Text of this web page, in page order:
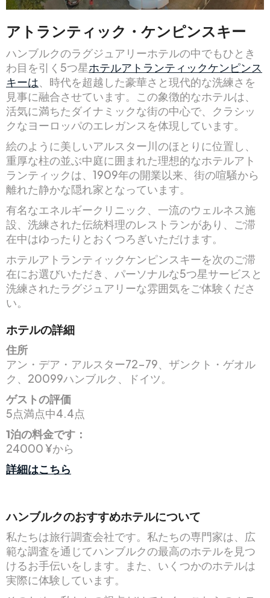
アトランティック・ケンピンスキー
ハンブルクのラグジュアリーホテルの中でもひとき
わ目を引く5つ星ホテルアトランティックケンピンス
キーは、時代を超越した豪華さと現代的な洗練さを
見事に融合させています。この象徴的なホテルは、
活気に満ちたダイナミックな街の中心で、クラシッ
クなヨーロッパのエレガンスを体現しています。
絵のように美しいアルスター川のほとりに位置し、
重厚な柱の並ぶ中庭に囲まれた理想的なホテルアト
ランティックは、1909年の開業以来、街の喧騒から
離れた静かな隠れ家となっています。
有名なエネルギークリニック、一流のウェルネス施
設、洗練された伝統料理のレストランがあり、ご滞
在中はゆったりとおくつろぎいただけます。
ホテルアトランティックケンピンスキーを次のご滞
在にお選びいただき、パーソナルな5つ星サービスと
洗練されたラグジュアリーな雰囲気をご体験くださ
い。
ホテルの詳細
住所
アン・デア・アルスター72-79、ザンクト・ゲオル
ク、20099ハンブルク、ドイツ。
ゲストの評価
5点満点中4.4点
1泊の料金です：
24000 ¥から
詳細はこちら
ハンブルクのおすすめホテルについて
私たちは旅行調査会社です。私たちの専門家は、広
範な調査を通じてハンブルクの最高のホテルを見つ
けるお手伝いをします。また、いくつかのホテルは
実際に体験しています。